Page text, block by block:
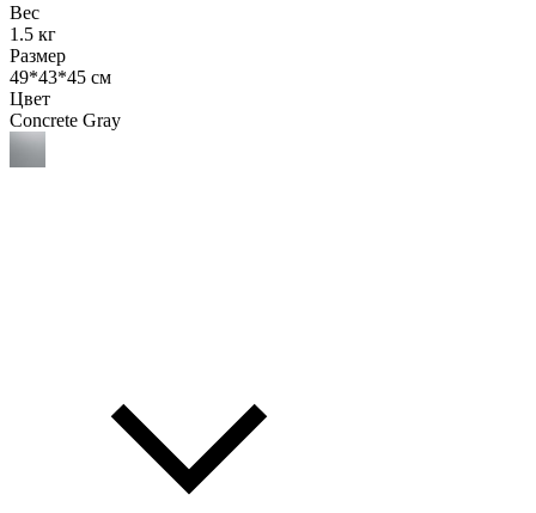
Вес
1.5 кг
Размер
49*43*45 см
Цвет
Concrete Gray